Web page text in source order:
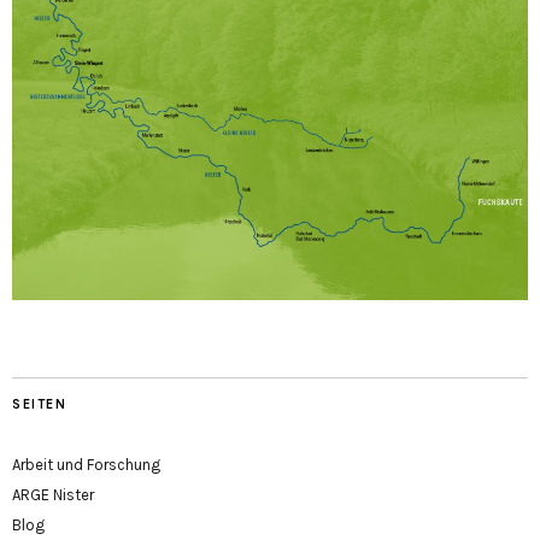
SEITEN
Arbeit und Forschung
ARGE Nister
Blog